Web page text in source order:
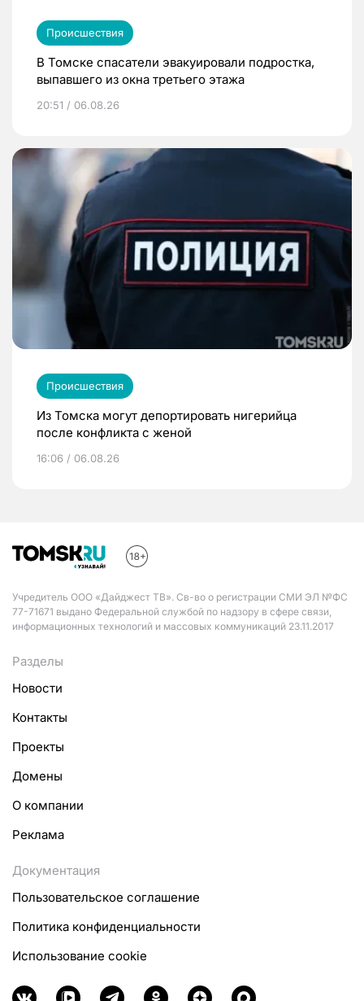
Происшествия
В Томске спасатели эвакуировали подростка,
выпавшего из окна третьего этажа
20:51 / 06.08.26
Происшествия
Из Томска могут депортировать нигерийца
после конфликта с женой
16:06 / 06.08.26
Учредитель ООО «Дайджест ТВ». Св-во о регистрации СМИ ЭЛ №ФС
77-71671 выдано Федеральной службой по надзору в сфере связи,
информационных технологий и массовых коммуникаций 23.11.2017
Разделы
Новости
Контакты
Проекты
Домены
О компании
Реклама
Документация
Пользовательское соглашение
Политика конфиденциальности
Использование cookie